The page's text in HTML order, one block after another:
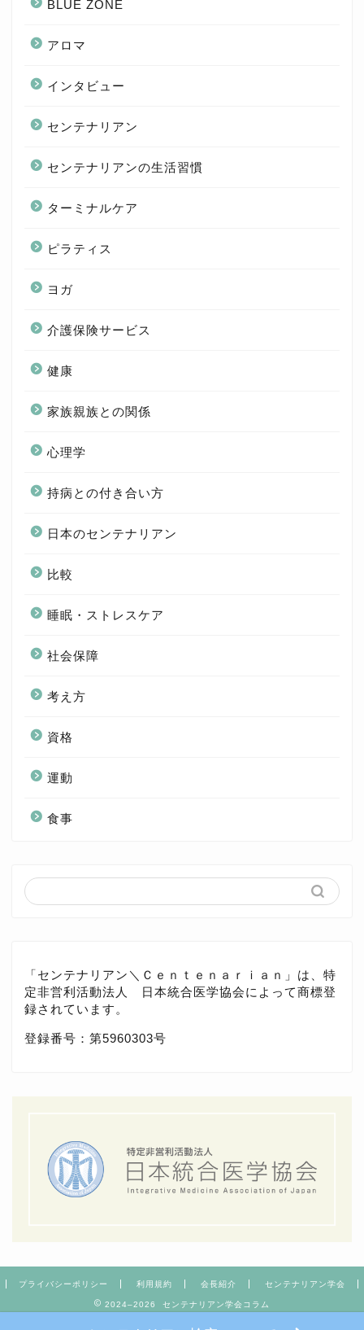
BLUE ZONE
アロマ
インタビュー
センテナリアン
センテナリアンの生活習慣
ターミナルケア
ピラティス
ヨガ
介護保険サービス
健康
家族親族との関係
心理学
持病との付き合い方
日本のセンテナリアン
比較
睡眠・ストレスケア
社会保障
考え方
資格
運動
食事
「センテナリアン＼Ｃｅｎｔｅｎａｒｉａｎ」は、特
定非営利活動法人 日本統合医学協会によって商標登
録されています。
登録番号： 第5960303号
プライバシーポリシー 利用規約 会長紹介 センテナリアン学会
2024–2026 センテナリアン学会コラム